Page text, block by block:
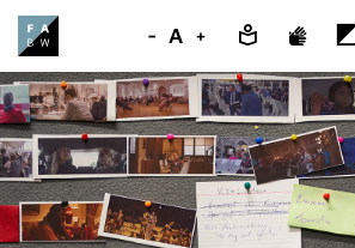
- A +